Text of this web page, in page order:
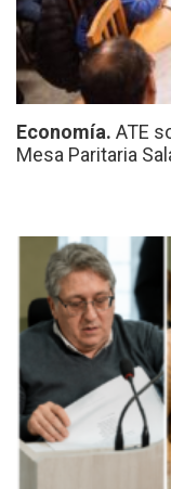
Economía. ATE
Mesa Paritaria